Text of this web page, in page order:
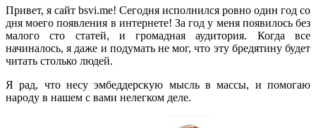
Привет, я сайт bsvi.me! Сегодня исполнился ровно один год со
дня моего появления в интернете! За год у меня появилось без
малого сто статей, и громадная аудитория. Когда все
начиналось, я даже и подумать не мог, что эту бредятину будет
читать столько людей.
Я рад, что несу эмбеддерскую мысль в массы, и помогаю
народу в нашем с вами нелегком деле.